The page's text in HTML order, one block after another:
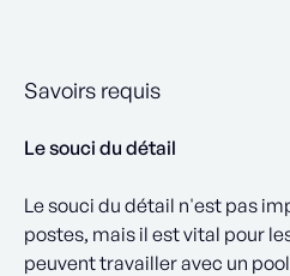
Savoirs requis
Le souci du détail
Le souci du détail n'est pas
postes, mais il est vital pour
peuvent travailler avec un